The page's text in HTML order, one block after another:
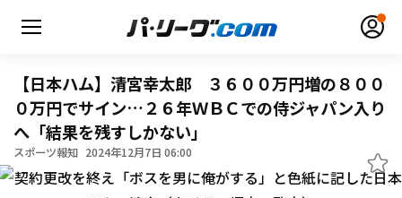
無料アカウント登録
【日本ハム】清宮幸太郎 ３６００万円増の８００
０万円でサイン…２６年ＷＢＣでの侍ジャパン入り
へ「結果を残すしかない」
スポーツ報知 2024年12月7日 06:00